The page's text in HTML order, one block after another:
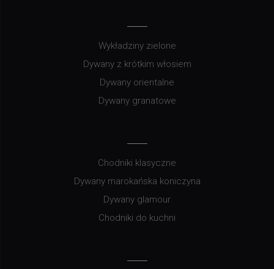
Wykładziny zielone
Dywany z krótkim włosiem
Dywany orientalne
Dywany granatowe
Chodniki klasyczne
Dywany marokańska koniczyna
Dywany glamour
Chodniki do kuchni